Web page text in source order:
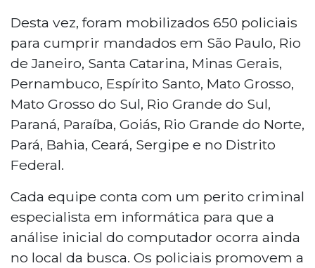
Desta vez, foram mobilizados 650 policiais
para cumprir mandados em São Paulo, Rio
de Janeiro, Santa Catarina, Minas Gerais,
Pernambuco, Espírito Santo, Mato Grosso,
Mato Grosso do Sul, Rio Grande do Sul,
Paraná, Paraíba, Goiás, Rio Grande do Norte,
Pará, Bahia, Ceará, Sergipe e no Distrito
Federal.
Cada equipe conta com um perito criminal
especialista em informática para que a
análise inicial do computador ocorra ainda
no local da busca. Os policiais promovem a